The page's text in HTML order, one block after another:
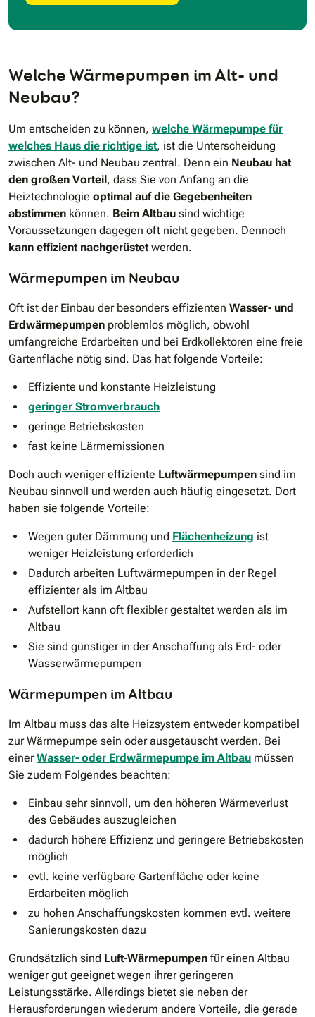
Welche Wärmepumpen im Alt- und
Neubau?
Um entscheiden zu können, welche Wärmepumpe für
welches Haus die richtige ist, ist die Unterscheidung
zwischen Alt- und Neubau zentral. Denn ein Neubau hat
den großen Vorteil , dass Sie von Anfang an die
Heiztechnologie optimal auf die Gegebenheiten
abstimmen können. Beim Altbau sind wichtige
Voraussetzungen dagegen oft nicht gegeben. Dennoch
kann effizient nachgerüstet werden.
Wärmepumpen im Neubau
Oft ist der Einbau der besonders effizienten Wasser- und
Erdwärmepumpen problemlos möglich, obwohl
umfangreiche Erdarbeiten und bei Erdkollektoren eine freie
Gartenfläche nötig sind. Das hat folgende Vorteile:
Effiziente und konstante Heizleistung
geringer Stromverbrauch
geringe Betriebskosten
fast keine Lärmemissionen
Doch auch weniger effiziente Luftwärmepumpen sind im
Neubau sinnvoll und werden auch häufig eingesetzt. Dort
haben sie folgende Vorteile:
Wegen guter Dämmung und Flächenheizung ist
weniger Heizleistung erforderlich
Dadurch arbeiten Luftwärmepumpen in der Regel
effizienter als im Altbau
Aufstellort kann oft flexibler gestaltet werden als im
Altbau
Sie sind günstiger in der Anschaffung als Erd- oder
Wasserwärmepumpen
Wärmepumpen im Altbau
Im Altbau muss das alte Heizsystem entweder kompatibel
zur Wärmepumpe sein oder ausgetauscht werden. Bei
einerWasser- oder Erdwärmepumpe im Altbau müssen
Sie zudem Folgendes beachten:
Einbau sehr sinnvoll, um den höheren Wärmeverlust
des Gebäudes auszugleichen
dadurch höhere Effizienz und geringere Betriebskosten
möglich
evtl. keine verfügbare Gartenfläche oder keine
Erdarbeiten möglich
zu hohen Anschaffungskosten kommen evtl. weitere
Sanierungskosten dazu
Grundsätzlich sind Luft-Wärmepumpen für einen Altbau
weniger gut geeignet wegen ihrer geringeren
Leistungsstärke. Allerdings bietet sie neben der
Herausforderungen wiederum andere Vorteile, die gerade